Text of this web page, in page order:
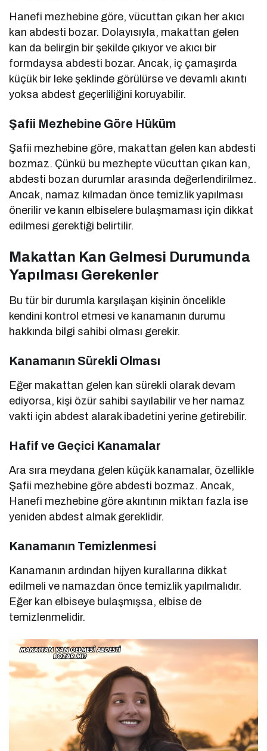
Hanefi mezhebine göre, vücuttan çıkan her akıcı
kan abdesti bozar. Dolayısıyla, makattan gelen
kan da belirgin bir şekilde çıkıyor ve akıcı bir
formdaysa abdesti bozar. Ancak, iç çamaşırda
küçük bir leke şeklinde görülürse ve devamlı akıntı
yoksa abdest geçerliliğini koruyabilir.
Şafii Mezhebine Göre Hüküm
Şafii mezhebine göre, makattan gelen kan abdesti
bozmaz. Çünkü bu mezhepte vücuttan çıkan kan,
abdesti bozan durumlar arasında değerlendirilmez.
Ancak, namaz kılmadan önce temizlik yapılması
önerilir ve kanın elbiselere bulaşmaması için dikkat
edilmesi gerektiği belirtilir.
Makattan Kan Gelmesi Durumunda
Yapılması Gerekenler
Bu tür bir durumla karşılaşan kişinin öncelikle
kendini kontrol etmesi ve kanamanın durumu
hakkında bilgi sahibi olması gerekir.
Kanamanın Sürekli Olması
Eğer makattan gelen kan sürekli olarak devam
ediyorsa, kişi özür sahibi sayılabilir ve her namaz
vakti için abdest alarak ibadetini yerine getirebilir.
Hafif ve Geçici Kanamalar
Ara sıra meydana gelen küçük kanamalar, özellikle
Şafii mezhebine göre abdesti bozmaz. Ancak,
Hanefi mezhebine göre akıntının miktarı fazla ise
yeniden abdest almak gereklidir.
Kanamanın Temizlenmesi
Kanamanın ardından hijyen kurallarına dikkat
edilmeli ve namazdan önce temizlik yapılmalıdır.
Eğer kan elbiseye bulaşmışsa, elbise de
temizlenmelidir.